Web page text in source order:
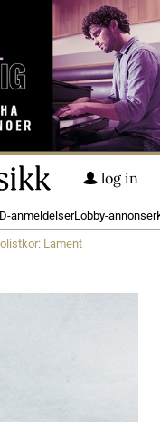
log in
anmeldelserLobby-annonser
Lament